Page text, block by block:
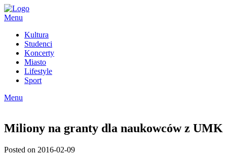
Skip
to
Menu
Kultura
Studenci
Koncerty
Miasto
Lifestyle
Sport
Menu
Miliony na granty dla naukowców z UMK
Posted on 2016-02-09